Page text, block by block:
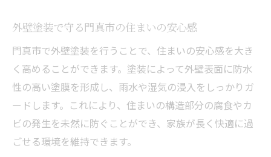
外壁塗装と定期メンテナンスの重要性
雨漏り防止のための外壁塗装ケア方法
外壁塗装で美観と機能を両立する秘訣
門真市で信頼を集める外壁塗装のポイント
信頼できる外壁塗装業者の選び方とは
外壁塗装で守る門真市の住まいの安心感
門真市で外壁塗装を行うことで、住まいの安心感を大き
く高めることができます。塗装によって外壁表面に防水
性の高い塗膜を形成し、雨水や湿気の浸入をしっかりガ
ードします。これにより、住まいの構造部分の腐食やカ
ビの発生を未然に防ぐことができ、家族が長く快適に過
ごせる環境を維持できます。